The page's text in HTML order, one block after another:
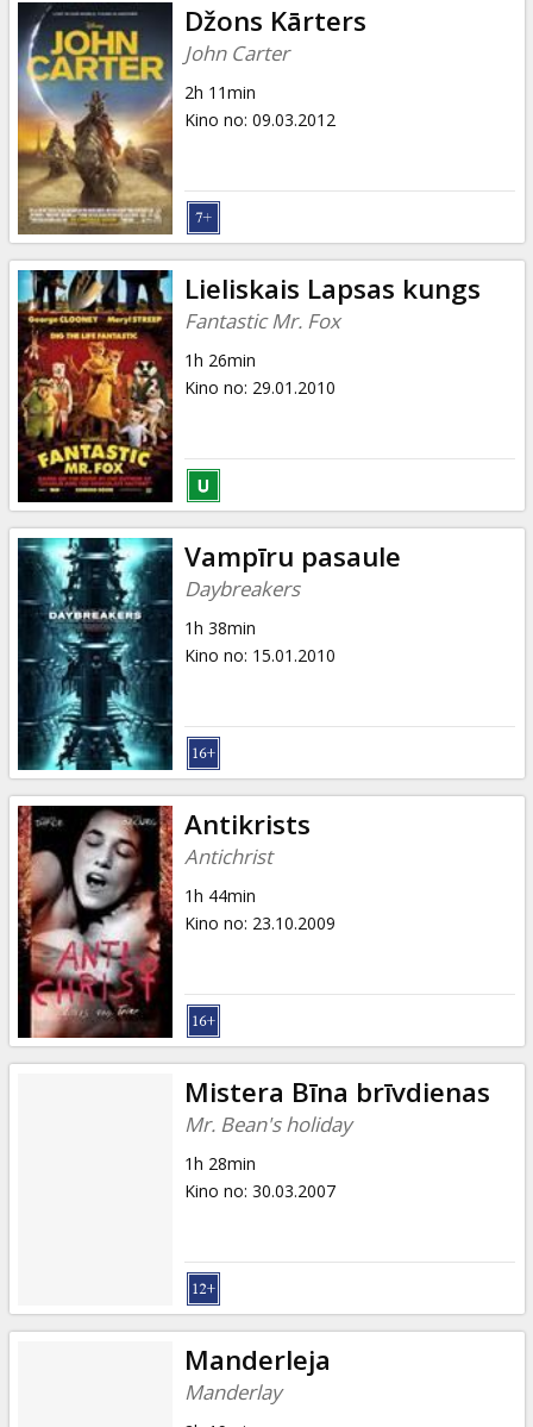
Džons Kārters
John Carter
2h 11min
Kino no: 09.03.2012
Lieliskais Lapsas kungs
Fantastic Mr. Fox
1h 26min
Kino no: 29.01.2010
Vampīru pasaule
Daybreakers
1h 38min
Kino no: 15.01.2010
Antikrists
Antichrist
1h 44min
Kino no: 23.10.2009
Mistera Bīna brīvdienas
Mr. Bean's holiday
1h 28min
Kino no: 30.03.2007
Manderleja
Manderlay